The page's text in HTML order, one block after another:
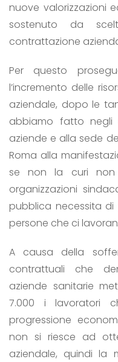
nuove valorizzazioni
sostenuto da
contrattazione
Per questo
l’incremento delle
aziendale, dopo le
abbiamo fatto
aziende e alla sede
Roma alla
se non la curi non
organizzazioni
pubblica necessita di
persone che ci
A causa della
contrattuali che
aziende sanitarie
7.000 i lavoratori
progressione
non si riesce ad
aziendale, quindi la